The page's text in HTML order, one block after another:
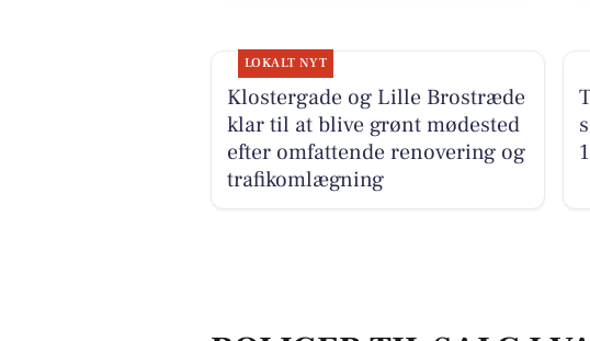
LOKALT NYT
Klostergade og Lille Brostræde
klar til at blive grønt mødested
efter omfattende renovering og
trafikomlægning